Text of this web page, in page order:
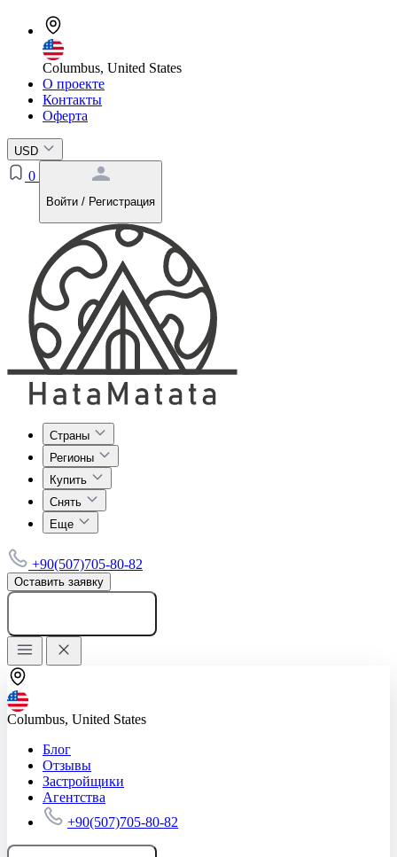
Columbus, United States
О проекте
Контакты
Оферта
USD
0
Войти / Регистрация
Страны
Регионы
Купить
Снять
Еще
+90(507)705-80-82
Оставить заявку
Columbus, United States
Блог
Отзывы
Застройщики
Агентства
+90(507)705-80-82